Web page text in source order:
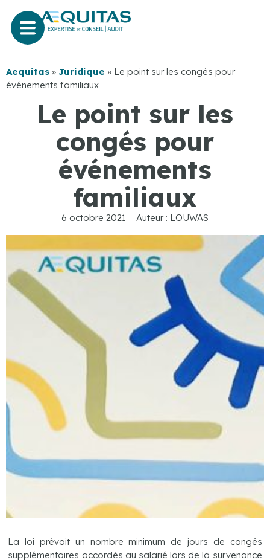
Aequitas » Juridique » Le point sur les congés pour
événements familiaux
Le point sur les
congés pour
événements
familiaux
6 octobre 2021 Auteur : LOUWAS
La loi prévoit un nombre minimum de jours de congés
supplémentaires accordés au salarié lors de la survenance